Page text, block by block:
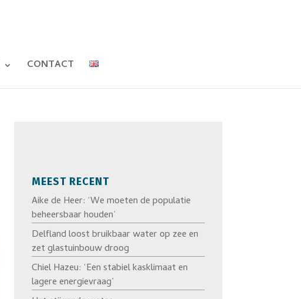
CONTACT
MEEST RECENT
Aike de Heer: ‘We moeten de populatie
beheersbaar houden’
Delfland loost bruikbaar water op zee en
zet glastuinbouw droog
Chiel Hazeu: ‘Een stabiel kasklimaat en
lagere energievraag’